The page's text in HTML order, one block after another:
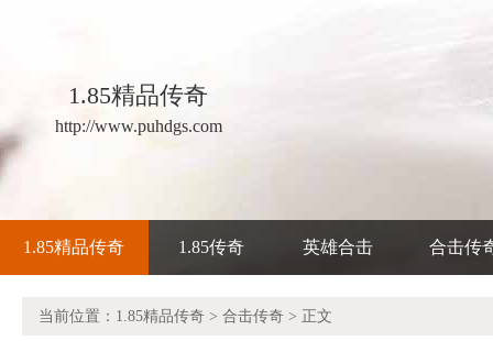
1.85精品传奇
http://www.puhdgs.com
1.85精品传奇 1.85传奇 英雄合击 合击传
当前位置： 1.85精品传奇 > 合击传奇 > 正文